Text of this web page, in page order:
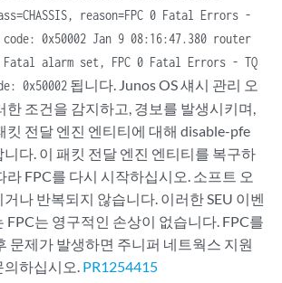
reason=FPC 0 Fatal Errors -
0x50002 Jan 9 08:16:47.380 router
alarm set, FPC 0 Fatal Errors - TQ
0x50002 됩니다. Junos OS 섀시 관리 오
한 조건을 감지하고, 경보를 발생시키며,
킷 전달 엔진 엔티티에 대해 disable-pfe
다. 이 패킷 전달 엔진 엔티티를 복구하
라 FPC를 다시 시작하십시오. 소프트 오
나 반복되지 않습니다. 이러한 SEU 이벤
FPC는 영구적인 손상이 없습니다. FPC를
문제가 발생하면 주니퍼 네트웍스 지원
의하십시오. PR1254415